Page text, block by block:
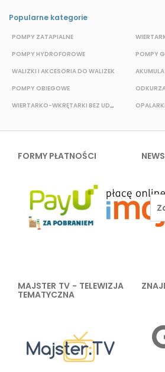
Popularne kategorie
POMPY ZATAPIALNE
POMPY HYDROFOROWE
WALIZKI I AKCESORIA DO WALIZEK
POMPY OBIEGOWE
WIERTARKO-WKRĘTARKI BEZ UDAROWE
POMPY
OPALARKI
FORMY PŁATNOŚCI
MAJSTER TV - TELEWIZJA
TEMATYCZNA